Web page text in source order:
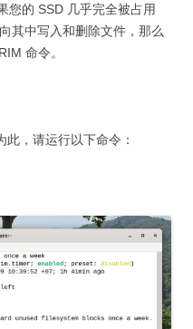
您的 SSD 几乎完全被占用
其中写入和删除文件，那么
命令。
，请运行以下命令：